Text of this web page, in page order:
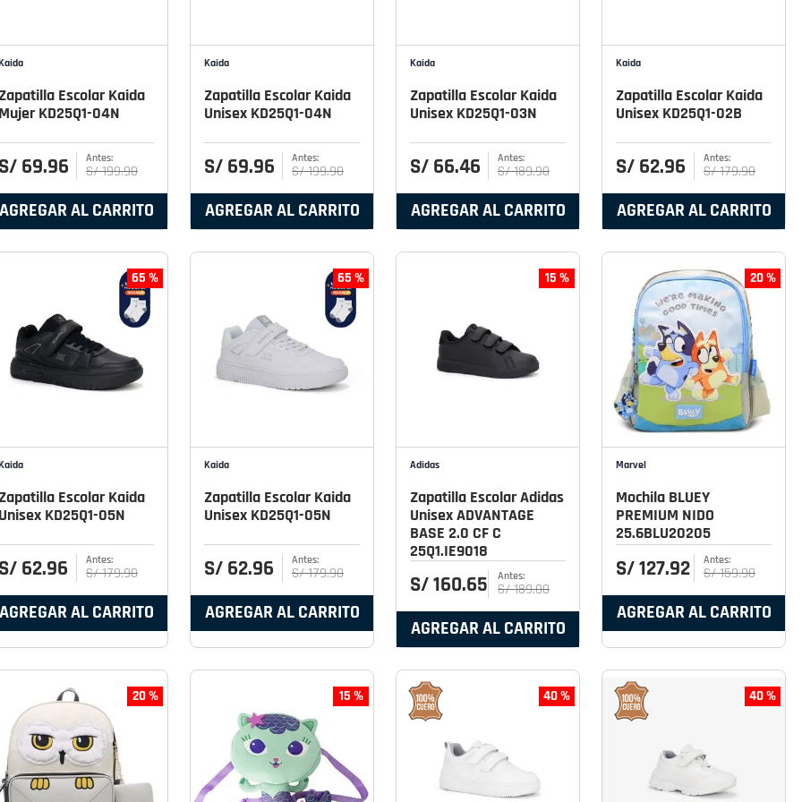
Escolar Kaida
Mujer KD25Q1-04N
S/ 69.96 S/199.90
AGREGAR AL CARRITO
Kaida
Zapatilla Escolar Kaida
Unisex KD25Q1-04N
S/ 69.96 S/199.90
AGREGAR AL CARRITO
Kaida
Zapatilla Escolar Kaida
Unisex KD25Q1-03N
S/ 66.46 S/189.90
AGREGAR AL CARRITO
Kaida
Zapatilla Escolar Kaida
Unisex KD25Q1-02B
S/ 62.96 S/179.90
AGREGAR AL CARRITO
65 %
Escolar Kaida
Unisex KD25Q1-05N
S/ 62.96 S/179.90
AGREGAR AL CARRITO
65 %
Kaida
Zapatilla Escolar Kaida
Unisex KD25Q1-05N
S/ 62.96 S/179.90
AGREGAR AL CARRITO
15 %
Adidas
Zapatilla Escolar Adidas
Unisex ADVANTAGE
BASE 2.0 CF C
25Q1.IE9018
S/160.65 S/189.00
AGREGAR AL CARRITO
20 %
Marvel
Mochila BLUEY
PREMIUM NIDO
25.6BLU20205
S/127.92 S/159.90
AGREGAR AL CARRITO
20 % 15 % 40 % 40 %